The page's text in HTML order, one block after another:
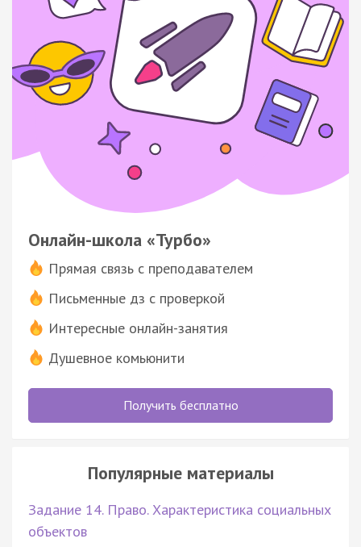
Онлайн-школа «Турбо»
Прямая связь с преподавателем
Письменные дз с проверкой
Интересные онлайн-занятия
Душевное комьюнити
Получить бесплатно
Популярные материалы
Задание 14. Право. Характеристика социальных
объектов